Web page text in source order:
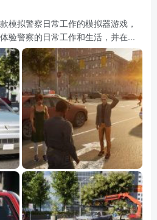
模拟警察日常工作的模拟器游戏，
验警察的日常工作和生活，并在...